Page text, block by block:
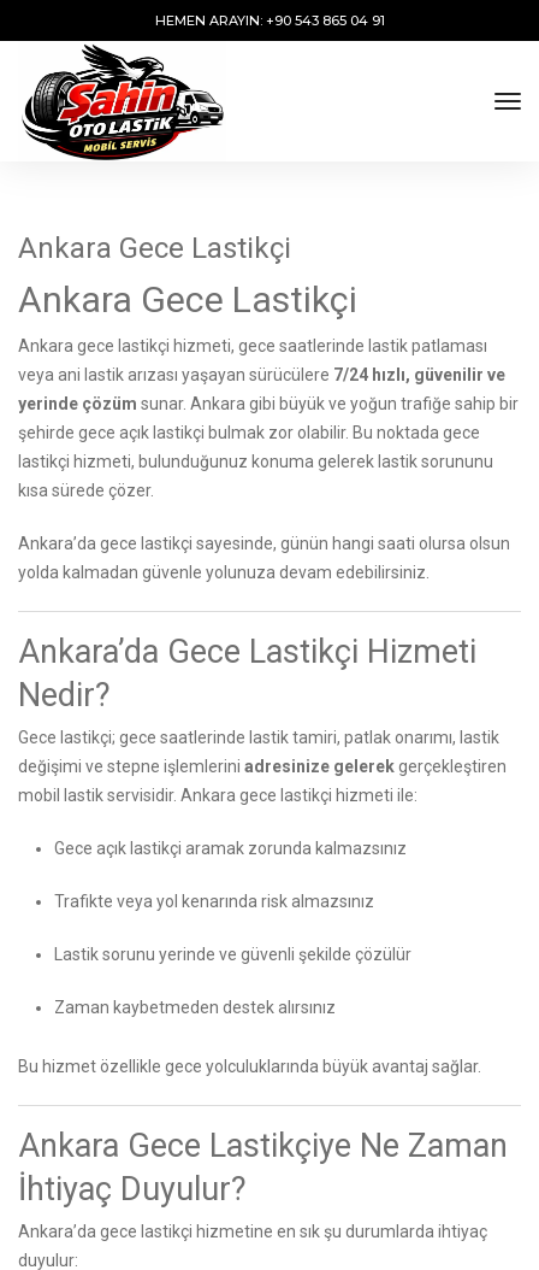
HEMEN ARAYIN: +90 543 865 04 91
Ankara Gece Lastikçi
Ankara Gece Lastikçi
Ankara gece lastikçi hizmeti, gece saatlerinde lastik patlaması
veya ani lastik arızası yaşayan sürücülere 7/24 hızlı, güvenilir ve
yerinde çözüm sunar. Ankara gibi büyük ve yoğun trafiğe sahip bir
şehirde gece açık lastikçi bulmak zor olabilir. Bu noktada gece
lastikçi hizmeti, bulunduğunuz konuma gelerek lastik sorununu
kısa sürede çözer.
Ankara’da gece lastikçi sayesinde, günün hangi saati olursa olsun
yolda kalmadan güvenle yolunuza devam edebilirsiniz.
Ankara’da Gece Lastikçi Hizmeti
Nedir?
Gece lastikçi; gece saatlerinde lastik tamiri, patlak onarımı, lastik
değişimi ve stepne işlemlerini adresinize gelerekgerçekleştiren
mobil lastik servisidir. Ankara gece lastikçi hizmeti ile:
Gece açık lastikçi aramak zorunda kalmazsınız
Trafikte veya yol kenarında risk almazsınız
Lastik sorunu yerinde ve güvenli şekilde çözülür
Zaman kaybetmeden destek alırsınız
Bu hizmet özellikle gece yolculuklarında büyük avantaj sağlar.
Ankara Gece Lastikçiye Ne Zaman
İhtiyaç Duyulur?
Ankara’da gece lastikçi hizmetine en sık şu durumlarda ihtiyaç
duyulur: